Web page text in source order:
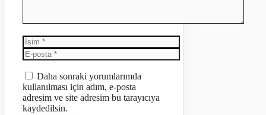
İsim
E-
posta
sitesiDaha sonraki yorumlarımda
kullanılması için adım, e-posta
adresim ve site adresim bu tarayıcıya
kaydedilsin.